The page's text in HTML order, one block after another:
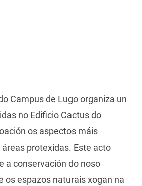
Campus de Lugo organiza un
no Edificio Cactus do
os aspectos máis
protexidas. Este acto
a conservación do noso
os espazos naturais xogan na